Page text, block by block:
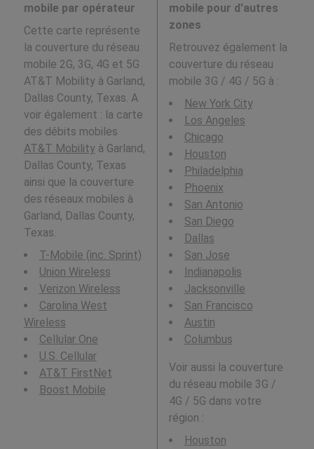
mobile par opérateur
Cette carte représente
la couverture du réseau
mobile 2G, 3G, 4G et 5G
AT&T Mobility à Garland,
Dallas County, Texas. A
voir également : la carte
des débits mobiles
AT&T Mobilityà Garland,
Dallas County, Texas
ainsi que la couverture
des réseaux mobiles à
Garland, Dallas County,
Texas.
T-Mobile (inc. Sprint)
Union Wireless
Verizon Wireless
Carolina West
Wireless
Cellular One
U.S. Cellular
AT&T FirstNet
Boost Mobile
mobile pour d'autres
zones
Retrouvez également la
couverture du réseau
mobile 3G / 4G / 5G à :
New York City
Los Angeles
Chicago
Houston
Philadelphia
Phoenix
San Antonio
San Diego
Dallas
San Jose
Indianapolis
Jacksonville
San Francisco
Austin
Columbus
Voir aussi la couverture
du réseau mobile 3G /
4G / 5G dans votre
région :
Houston